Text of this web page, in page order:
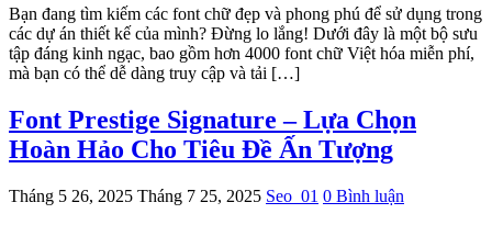
Bạn đang tìm kiếm các font chữ đẹp và phong phú để sử dụng trong
các dự án thiết kế của mình? Đừng lo lắng! Dưới đây là một bộ sưu
tập đáng kinh ngạc, bao gồm hơn 4000 font chữ Việt hóa miễn phí,
mà bạn có thể dễ dàng truy cập và tải […]
Font Prestige Signature – Lựa Chọn
Hoàn Hảo Cho Tiêu Đề Ấn Tượng
Tháng 5 26, 2025 Tháng 7 25, 2025 Seo_01 0 Bình luận